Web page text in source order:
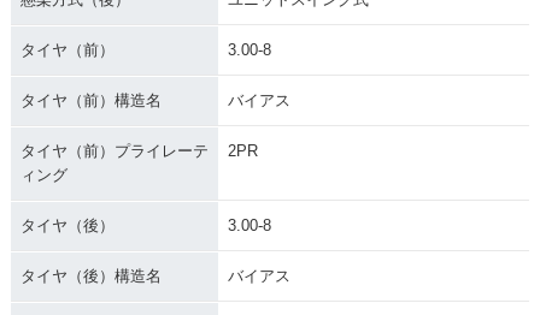
タイヤ（前） 3.00-8
タイヤ（前）構造名 バイアス
タイヤ（前）プライレーテ
ィング
2PR
タイヤ（後） 3.00-8
タイヤ（後）構造名 バイアス